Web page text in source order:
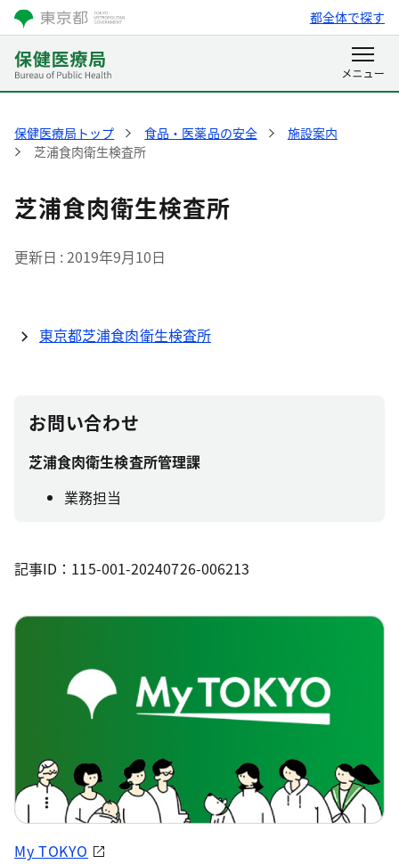
都全体で探す
保健医療局トップ 食品・医薬品の安全
施設案内
芝浦食肉衛生検査所
芝浦食肉衛生検査所
更新日 2019年9月10日
東京都芝浦食肉衛生検査所
お問い合わせ
芝浦食肉衛生検査所管理課
業務担当
記事ID：115-001-20240726-006213
My TOKYO